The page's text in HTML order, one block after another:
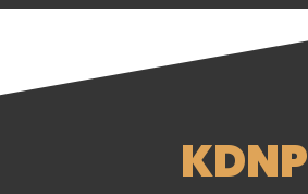
KDNP